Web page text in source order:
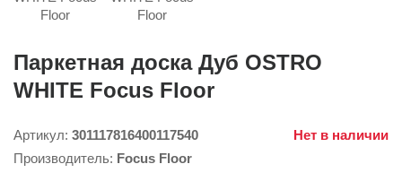
Паркетная доска Дуб OSTRO
WHITE Focus Floor
Артикул: 301117816400117540
Нет в наличии
Производитель: Focus Floor